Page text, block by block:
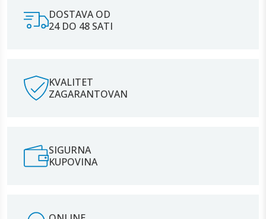
DOSTAVA OD
24 DO 48 SATI
KVALITET
ZAGARANTOVAN
SIGURNA
KUPOVINA